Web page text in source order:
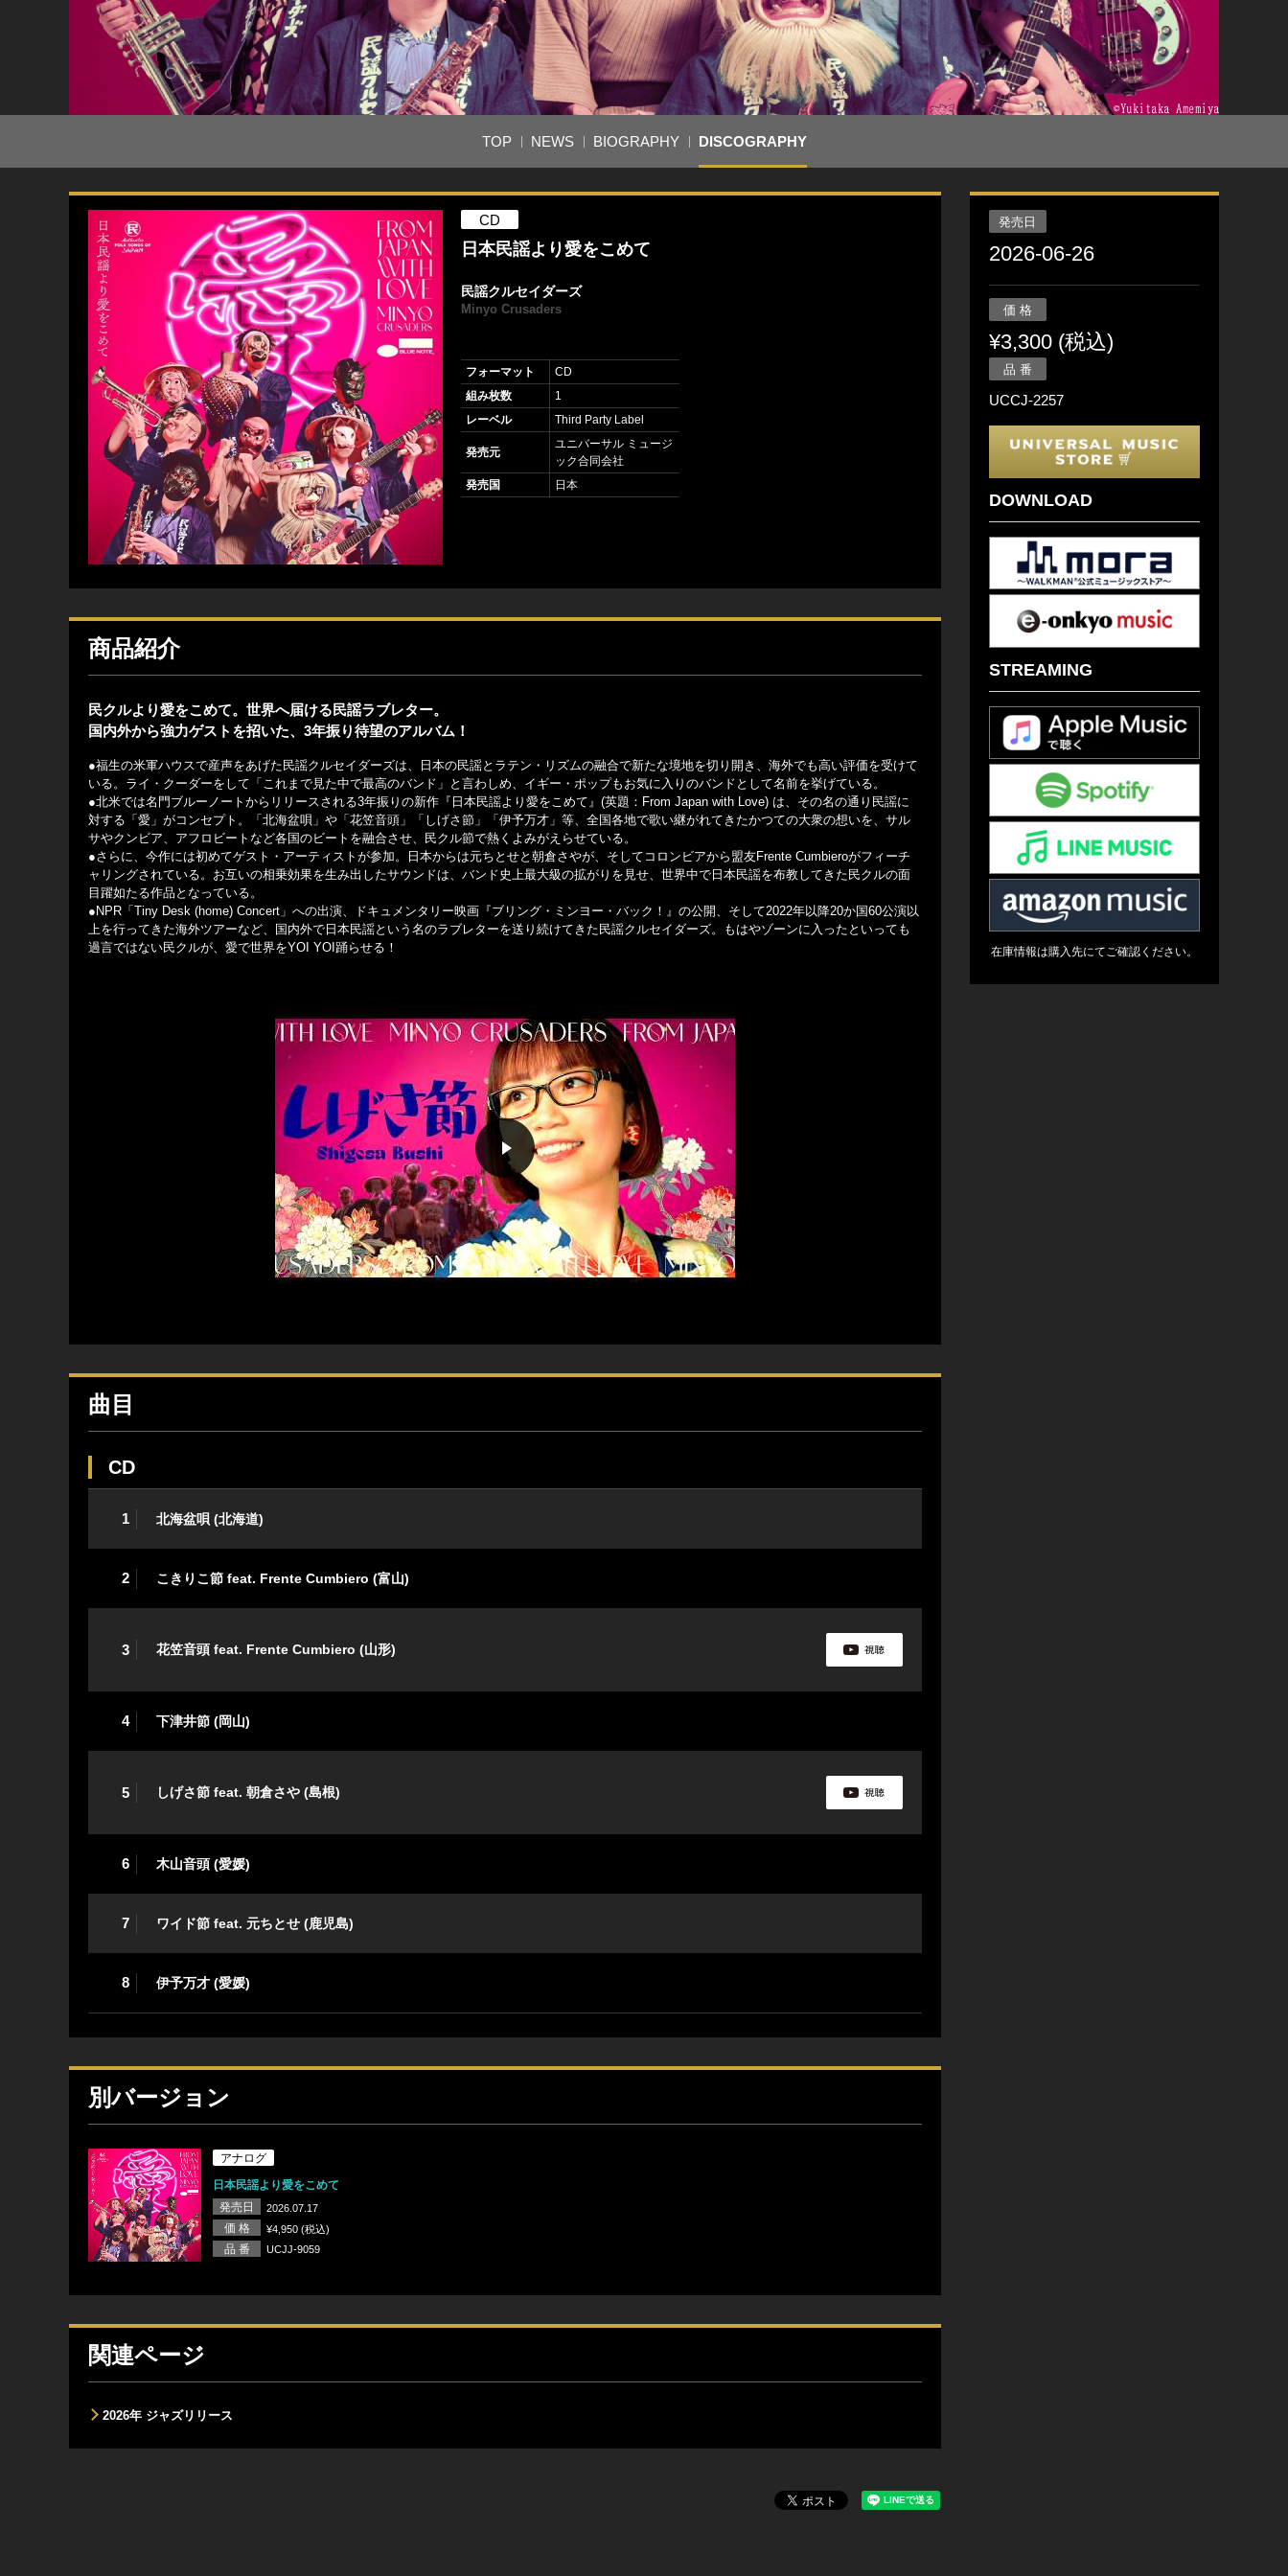
TOP NEWS BIOGRAPHY DISCOGRAPHY
CD
日本民謡より愛をこめて
民謡クルセイダーズ
Minyo Crusaders
フォーマット
CD
組み枚数
1
レーベル
Third Party Label
発売元
ユニバーサル ミュージ
ック合同会社
発売国
日本
商品紹介
民クルより愛をこめて。世界へ届ける民謡ラブレター。
国内外から強力ゲストを招いた、3年振り待望のアルバム！
●福生の米軍ハウスで産声をあげた民謡クルセイダーズは、日本の民謡とラテン・リズムの融合で新たな境地を切り開き、海外でも高い評価を受けて
いる。ライ・クーダーをして「これまで見た中で最高のバンド」と言わしめ、イギー・ポップもお気に入りのバンドとして名前を挙げている。
●北米では名門ブルーノートからリリースされる3年振りの新作『日本民謡より愛をこめて』(英題：From Japan with Love) は、その名の通り民謡に
対する「愛」がコンセプト。「北海盆唄」や「花笠音頭」「しげさ節」「伊予万才」等、全国各地で歌い継がれてきたかつての大衆の想いを、サル
サやクンビア、アフロビートなど各国のビートを融合させ、民クル節で熱くよみがえらせている。
●さらに、今作には初めてゲスト・アーティストが参加。日本からは元ちとせと朝倉さやが、そしてコロンビアから盟友Frente Cumbieroがフィーチ
ャリングされている。お互いの相乗効果を生み出したサウンドは、バンド史上最大級の拡がりを見せ、世界中で日本民謡を布教してきた民クルの面
目躍如たる作品となっている。
●NPR「Tiny Desk (home) Concert」への出演、ドキュメンタリー映画『ブリング・ミンヨー・バック！』の公開、そして2022年以降20か国60公演以
上を行ってきた海外ツアーなど、国内外で日本民謡という名のラブレターを送り続けてきた民謡クルセイダーズ。もはやゾーンに入ったといっても
過言ではない民クルが、愛で世界をYOI YOI踊らせる！
曲目
CD
1 北海盆唄 (北海道)
2 こきりこ節 feat. Frente Cumbiero (富山)
3 花笠音頭 feat. Frente Cumbiero (山形)
4 下津井節 (岡山)
5 しげさ節 feat. 朝倉さや (島根)
6 木山音頭 (愛媛)
7 ワイド節 feat. 元ちとせ (鹿児島)
8 伊予万才 (愛媛)
別バージョン
アナログ
日本民謡より愛をこめて
発売日
2026.07.17
価 格 ¥4,950 (税込)
品 番 UCJJ-9059
関連ページ
2026年 ジャズリリース
発売日
2026-06-26
価 格
¥3,300 (税込)
品 番
UCCJ-2257
DOWNLOAD
STREAMING
在庫情報は購入先にてご確認ください。